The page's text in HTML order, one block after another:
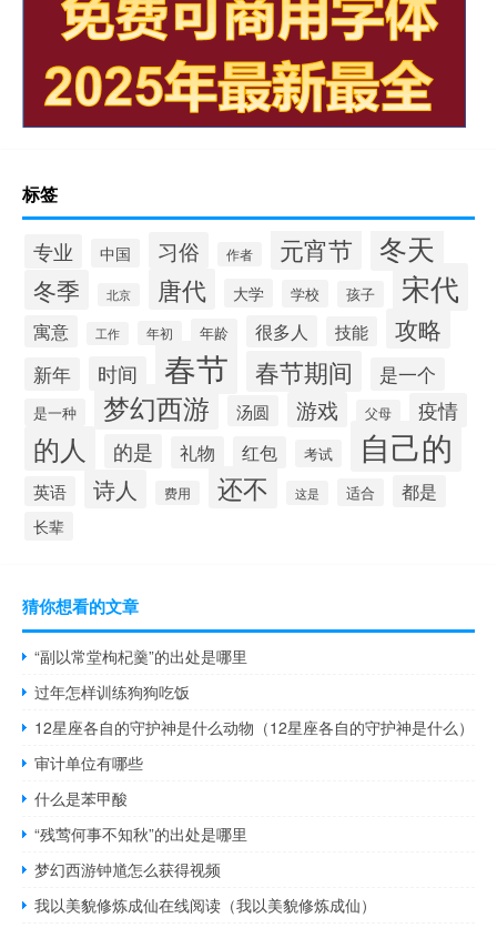
标签
专业 中国 习俗 作者 元宵节 冬天
冬季 北京 唐代 大学 学校 孩子 宋代
寓意 工作 年初 年龄 很多人 技能 攻略
新年 时间 春节 春节期间 是一个
是一种 梦幻西游 汤圆 游戏 父母 疫情
的人 的是 礼物 红包 考试 自己的
英语 诗人 费用 还不 这是 适合 都是
长辈
猜你想看的文章
“副以常堂枸杞羹”的出处是哪里
过年怎样训练狗狗吃饭
12星座各自的守护神是什么动物（12星座各自的守护神是什么）
审计单位有哪些
什么是苯甲酸
“残莺何事不知秋”的出处是哪里
梦幻西游钟馗怎么获得视频
我以美貌修炼成仙在线阅读（我以美貌修炼成仙）